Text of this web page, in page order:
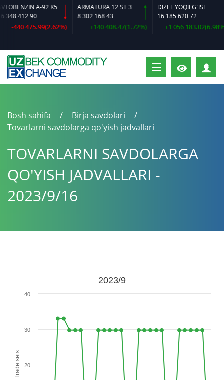
A-92 K5
412.90
-440 475.99(2.62%)
ARMATURA 12 ST 35 GS O‘LCHAMLI
8 302 168.43
+140 408.47(1.72%)
DIZEL YOQILG‘ISI
16 185 620.72
+1 056 183.02(6.98%)
Bosh sahifa
Birja savdolari
Tovarlarni savdolarga qo'yish jadvallari
TOVARLARNI SAVDOLARGA
QO'YISH JADVALLARI -
2023/9/16
Trade sets
2023/9
20
30
40